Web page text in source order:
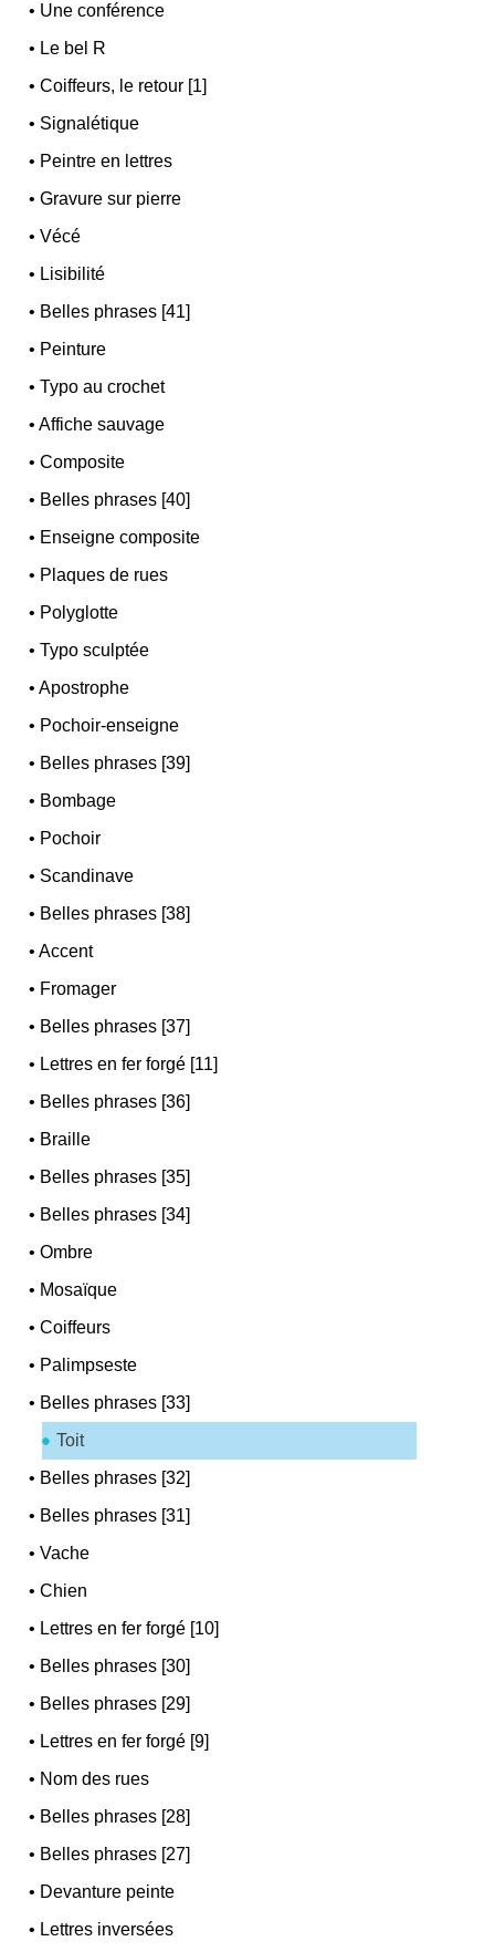
• Une conférence
• Le bel R
•Coiffeurs, le retour [1]
• Signalétique
• Peintre en lettres
•Gravure sur pierre
•Vécé
• Lisibilité
• Belles phrases [41]
• Peinture
•Typo au crochet
•Affiche sauvage
•Composite
• Belles phrases [40]
• Enseigne composite
• Plaques de rues
• Polyglotte
•Typo sculptée
•Apostrophe
• Pochoir-enseigne
• Belles phrases [39]
• Bombage
• Pochoir
• Scandinave
• Belles phrases [38]
•Accent
• Fromager
• Belles phrases [37]
• Lettres en fer forgé [11]
• Belles phrases [36]
• Braille
• Belles phrases [35]
• Belles phrases [34]
•Ombre
• Mosaïque
•Coiffeurs
• Palimpseste
• Belles phrases [33]
Toit
• Belles phrases [32]
• Belles phrases [31]
•Vache
•Chien
• Lettres en fer forgé [10]
• Belles phrases [30]
• Belles phrases [29]
• Lettres en fer forgé [9]
• Nom des rues
• Belles phrases [28]
• Belles phrases [27]
• Devanture peinte
• Lettres inversées